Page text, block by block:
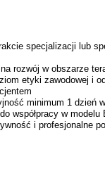
specjalizacji lub
rozwój w obszarze
etyki zawodowej i
minimum 1 dzień
współpracy w modelu
i profesjonalne